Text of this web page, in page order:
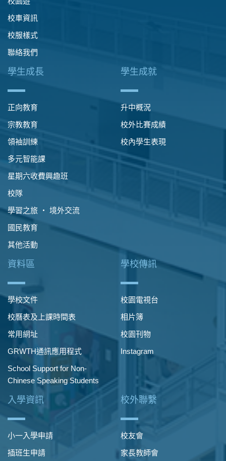
校車資訊
校服樣式
聯絡我們
學生成長
正向教育
宗教教育
領袖訓練
多元智能課
星期六收費興趣班
校隊
學習之旅 ‧ 境外交流
國民教育
其他活動
學生成就
升中概況
校外比賽成績
校內學生表現
資料區
學校文件
校曆表及上課時間表
常用網址
GRWTH通訊應用程式
School Support for Non-
Chinese Speaking Students
學校傳訊
校園電視台
相片簿
校園刊物
Instagram
入學資訊
小一入學申請
插班生申請
校外聯繫
校友會
家長教師會